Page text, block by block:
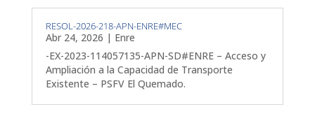
RESOL-2026-218-APN-ENRE#MEC
Abr 24, 2026 | Enre
-EX-2023-114057135-APN-SD#ENRE – Acceso y
Ampliación a la Capacidad de Transporte
Existente – PSFV El Quemado.